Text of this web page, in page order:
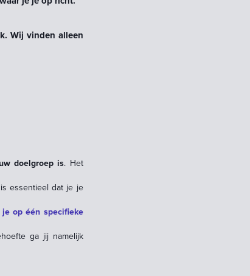
Wij vinden alleen
doelgroep is. Het
essentieel dat je je
op één specifieke
ga jij namelijk